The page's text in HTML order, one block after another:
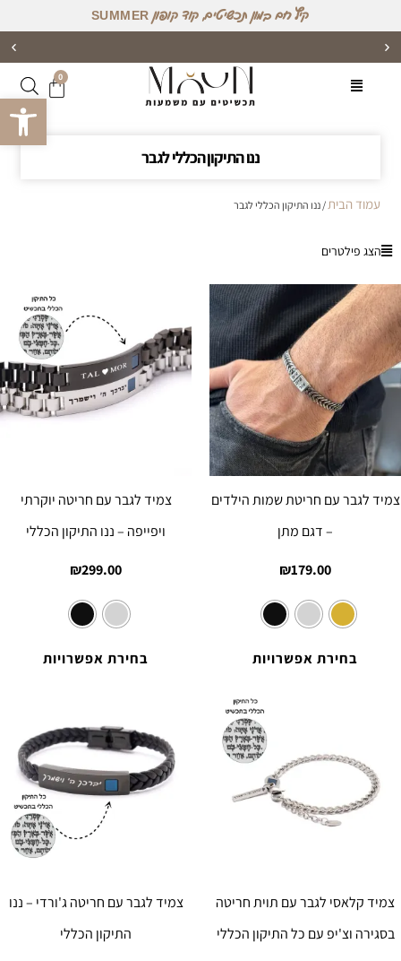
פתח
קיץ חם במון תכשיטים, קוד קופון SUMMER
אפשרות למשלוח מהיום למחר לרוב הישובים בארץ! 0
ננו התיקון הכללי לגבר
עמוד הבית/ ננו התיקון הכללי לגבר
הצג פילטרים
צמיד לגבר עם חריטת שמות הילדים
– דגם מתן
₪179.00
בחירת אפשרויות
צמיד לגבר עם חריטה יוקרתי
ויפייפה – ננו התיקון הכללי
₪299.00
בחירת אפשרויות
צמיד קלאסי לגבר עם תוית חריטה
בסגירה וצ'יפ עם כל התיקון הכללי
צמיד לגבר עם חריטה ג'ורדי – ננו
התיקון הכללי